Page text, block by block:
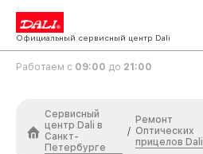
Официальный сервисный центр Dali
Работаем с 09:00 до 21:00
Сервисный
центр Dali в
Санкт-
Петербурге
/
Ремонт
Оптических
прицелов Dali